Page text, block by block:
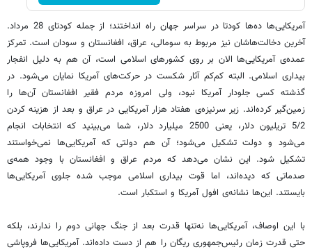
آمریکایی‌ها ده‌ها کودتا در سراسر جهان راه انداختند؛ از جمله کودتای 28 مرداد.
آخرین دخالت‌هاشان نیز مربوط به سومالی، عراق، افغانستان و سودان است. تمرکز
عمده‌ی آمریکایی‌ها الان بر روی کشورهای اسلامی است، آن هم به دلیل انفجار
بیداری اسلامی. البته کم‌کم آثار شکست در حرکت‌های آمریکا نمایان می‌شود. در
گذشته کسی جلودار آمریکا نبود، ولی امروزه مردم فقیر افغانستان آن‌ها را
زمین‌گیر کرده‌اند. زیر سرنیزه‌ی هفتاد هزار آمریکایی در عراق و بعد از هزینه کردن
5/2 تریلیون دلار، یعنی 2500 میلیارد دلار، شما می‌بینید که انتخابات انجام
می‌شود و دولت تشکیل می‌شود؛ آن هم دولتی که آمریکایی‌ها نمی‌خواستند
تشکیل شود. این نشان می‌دهد که مردم عراق و افغانستان با وجود همه‌ی
صدماتی که دیده‌اند، اما قوت بیداری اسلامی موجب شده جلوی آمریکایی‌ها
بایستند. این‌ها نشانه‌ی افول آمریکا و استکبار است.
با این اوصاف، آمریکایی‌ها نه‌تنها قدرت بعد از جنگ جهانی دوم را ندارند، بلکه
حتی قدرت زمان رئیس‌جمهوری ریگان را هم از دست داده‌اند. آمریکایی‌ها فروپاشی